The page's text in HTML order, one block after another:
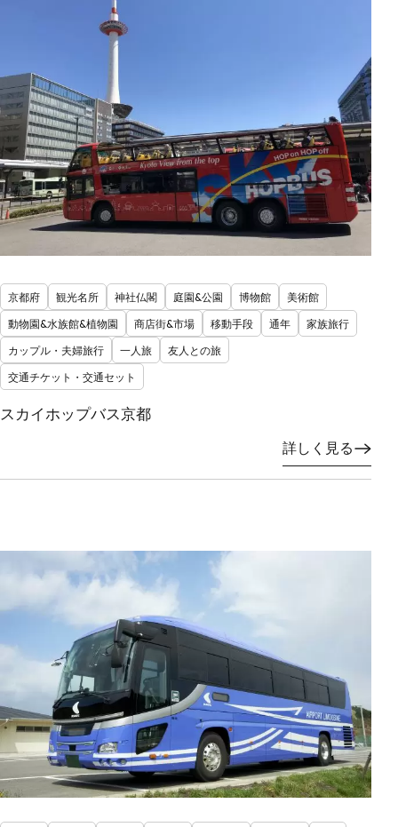
京都府 観光名所 神社仏閣 庭園&公園 博物館
美術館
動物園&水族館&植物園
商店街&市場 移動手段 通年
家族旅行
カップル・夫婦旅行
一人旅
友人との旅
交通チケット・交通セット
スカイホップバス京都
詳しく見る